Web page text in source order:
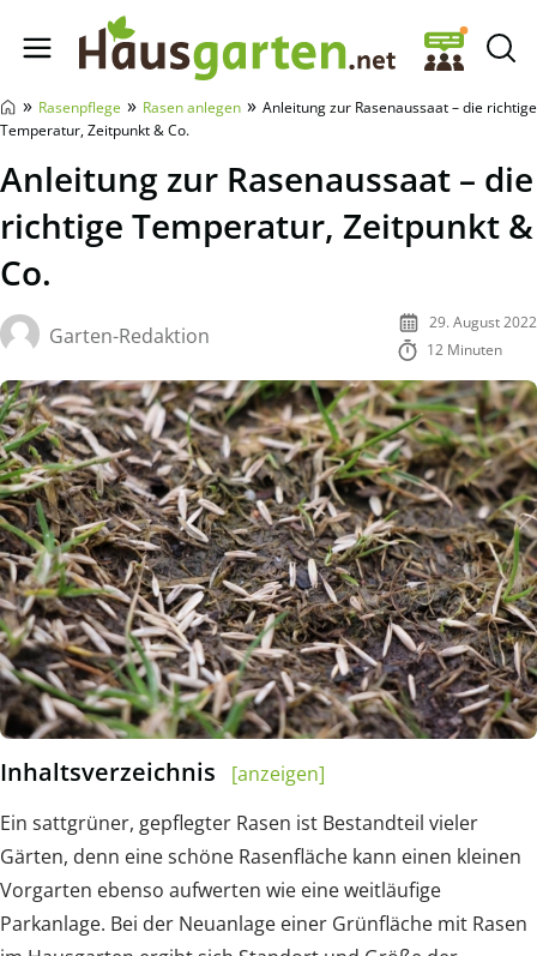
Hausgarten.net
» Rasenpflege » Rasen anlegen » Anleitung zur Rasenaussaat – die richtige
Temperatur, Zeitpunkt & Co.
Anleitung zur Rasenaussaat – die
richtige Temperatur, Zeitpunkt &
Co.
Garten-Redaktion
29. August 2022
12 Minuten
Inhaltsverzeichnis
[anzeigen]
Ein sattgrüner, gepflegter Rasen ist Bestandteil vieler
Gärten, denn eine schöne Rasenfläche kann einen kleinen
Vorgarten ebenso aufwerten wie eine weitläufige
Parkanlage. Bei der Neuanlage einer Grünfläche mit Rasen